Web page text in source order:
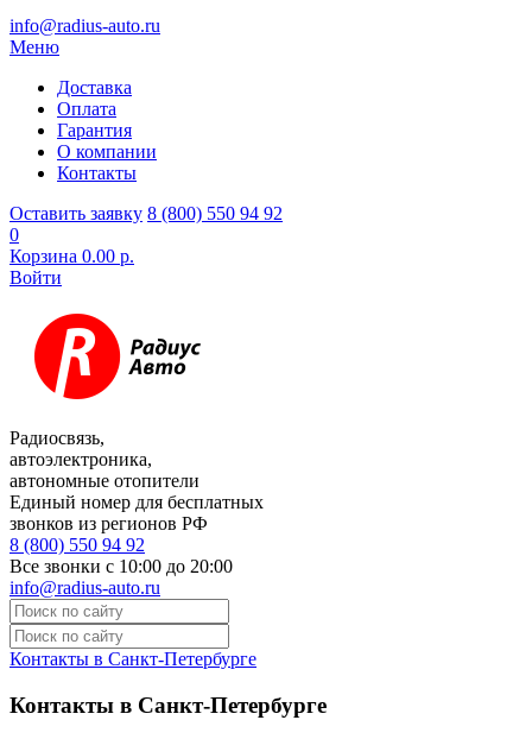
info@radius-auto.ru
Меню
Доставка
Оплата
Гарантия
О компании
Контакты
Оставить заявку 8 (800) 550 94 92
0
Корзина 0.00 р.
Войти
Радиосвязь,
автоэлектроника,
автономные отопители
Единый номер для бесплатных
звонков из регионов РФ
8 (800) 550 94 92
Все звонки с 10:00 до 20:00
info@radius-auto.ru
Контакты в Санкт-Петербурге
Контакты в Санкт-Петербурге